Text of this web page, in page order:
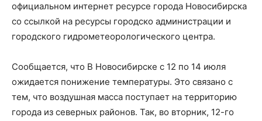
официальном интернет ресурсе города Новосибирска
со ссылкой на ресурсы городско администрации и
городского гидрометеорологического центра.
Сообщается, что В Новосибирске с 12 по 14 июля
ожидается понижение температуры. Это связано с
тем, что воздушная масса поступает на территорию
города из северных районов. Так, во вторник, 12-го